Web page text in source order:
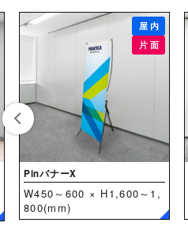
屋内
片面
PinバナーX
W450～600 × H1,600～1,
800(mm)